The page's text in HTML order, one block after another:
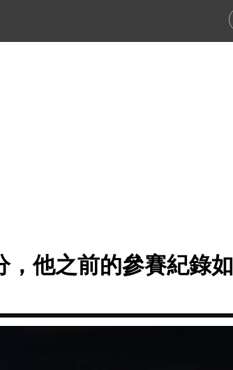
，他之前的參賽紀錄如